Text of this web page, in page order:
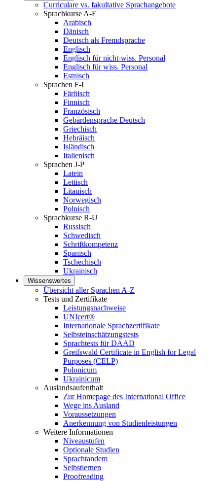
Curriculare vs. fakultative Sprachangebote
Sprachkurse A-E
Arabisch
Dänisch
Deutsch als Fremdsprache
Englisch
Englisch für nicht-wiss. Personal
Englisch für wiss. Personal
Estnisch
Sprachen F-I
Färöisch
Finnisch
Französisch
Gebärdensprache Deutsch
Griechisch
Hebräisch
Isländisch
Italienisch
Sprachen J-P
Latein
Lettisch
Litauisch
Norwegisch
Polnisch
Sprachkurse R-U
Russisch
Schwedisch
Schriftkompetenz
Spanisch
Tschechisch
Ukrainisch
Wissenswertes
Übersicht aller Sprachen A-Z
Tests und Zertifikate
Leistungsnachweise
UNIcert®
Internationale Sprachzertifikate
Selbsteinschätzungstests
Sprachtests für DAAD
Greifswald Certificate in English for Legal
Purposes (CELP)
Polonicum
Ukrainicum
Auslandsaufenthalt
Zur Homepage des International Office
Wege ins Ausland
Voraussetzungen
Anerkennung von Studienleistungen
Weitere Informationen
Niveaustufen
Optionale Studien
Sprachtandem
Selbstlernen
Proofreading